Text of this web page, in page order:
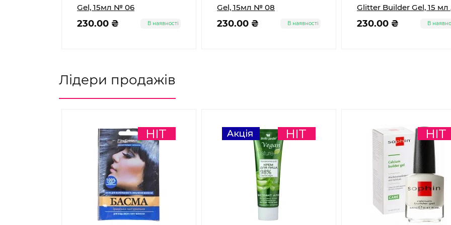
Gel, 15мл № 06
230.00 ₴ В наявності
Gel, 15мл № 08
230.00 ₴ В наявності
Glitter Builder Gel, 15 мл
20
230.00 ₴ В
Лідери продажів